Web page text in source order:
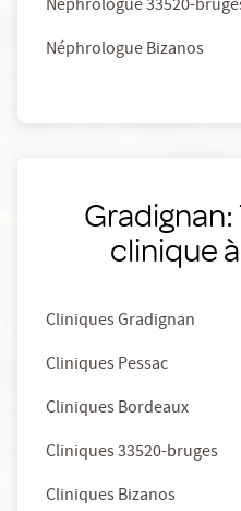
Néphrologue 33520-
Néphrologue Bizanos
clinique
Cliniques Gradignan
Cliniques Pessac
Cliniques Bordeaux
Cliniques 33520-bruges
Cliniques Bizanos